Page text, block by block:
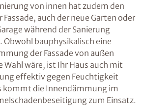
von innen hat zudem den
Fassade, auch der neue Garten oder
während der Sanierung
bauphysikalisch eine
der Fassade von außen
Wahl wäre, ist Ihr Haus auch mit
effektiv gegen Feuchtigkeit
kommt die Innendämmung im
zum Einsatz.